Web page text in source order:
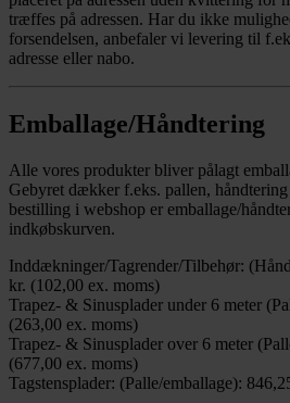
træffes på adressen. Har du ikke
forsendelsen, anbefaler vi levering til
adresse eller nabo.
Emballage/Håndtering
Alle vores produkter bliver pålagt
Gebyret dækker f.eks. pallen,
bestilling i webshop er emballage/
indkøbskurven.
Inddækninger/Tagrender/Tilbehør:
kr. (102,00 ex. moms)
Trapez- & Sinusplader under 6 meter
(263,00 ex. moms)
Trapez- & Sinusplader over 6 meter
(677,00 ex. moms)
Tagstensplader: (Palle/emballage):